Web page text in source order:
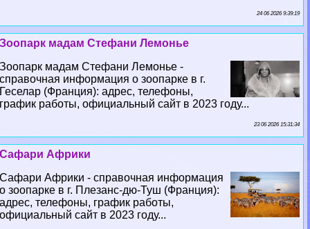
24 06 2026 9:39:19
Зоопарк мадам Стефани Лемонье
Зоопарк мадам Стефани Лемонье -
справочная информация о зоопарке в г.
Геселар (Франция): адрес, телефоны,
график работы, официальный сайт в 2023 году...
23 06 2026 15:31:34
Сафари Африки
Сафари Африки - справочная информация
о зоопарке в г. Плезанс-дю-Туш (Франция):
адрес, телефоны, график работы,
официальный сайт в 2023 году...